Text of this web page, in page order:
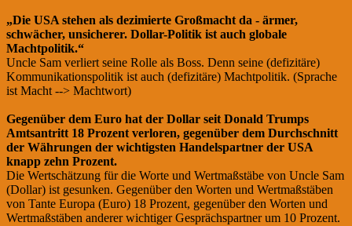
„Die USA stehen als dezimierte Großmacht da - ärmer,
schwächer, unsicherer. Dollar-Politik ist auch globale
Machtpolitik.“
Uncle Sam verliert seine Rolle als Boss. Denn seine (defizitäre)
Kommunikationspolitik ist auch (defizitäre) Machtpolitik. (Sprache
ist Macht --> Machtwort)
Gegenüber dem Euro hat der Dollar seit Donald Trumps
Amtsantritt 18 Prozent verloren, gegenüber dem Durchschnitt
der Währungen der wichtigsten Handelspartner der USA
knapp zehn Prozent.
Die Wertschätzung für die Worte und Wertmaßstäbe von Uncle Sam
(Dollar) ist gesunken. Gegenüber den Worten und Wertmaßstäben
von Tante Europa (Euro) 18 Prozent, gegenüber den Worten und
Wertmaßstäben anderer wichtiger Gesprächspartner um 10 Prozent.